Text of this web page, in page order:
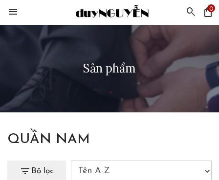
menu search shopping_bag
0
Sản phẩm
QUẦN NAM
filter_list Bộ lọc